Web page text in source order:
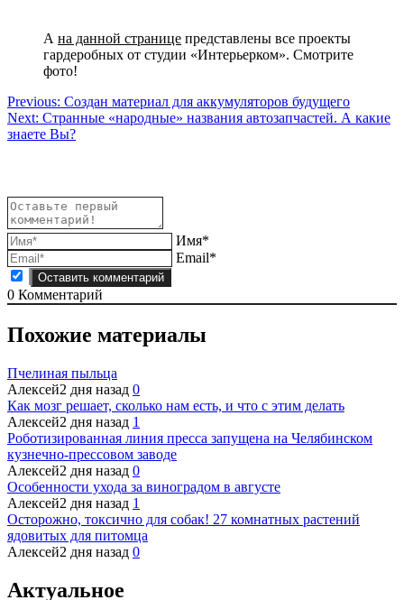
А на данной странице представлены все проекты
гардеробных от студии «Интерьерком». Смотрите
фото!
Навигация
по
Previous: Создан материал для аккумуляторов будущего
Next: Странные «народные» названия автозапчастей. А какие
знаете Вы?
Имя*
Email*
0 Комментарий
Похожие материалы
Пчелиная пыльца
Алексей2 дня назад 0
Как мозг решает, сколько нам есть, и что с этим делать
Алексей2 дня назад 1
Роботизированная линия пресса запущена на Челябинском
кузнечно-прессовом заводе
Алексей2 дня назад 0
Особенности ухода за виноградом в августе
Алексей2 дня назад 1
Осторожно, токсично для собак! 27 комнатных растений
ядовитых для питомца
Алексей2 дня назад 0
Актуальное